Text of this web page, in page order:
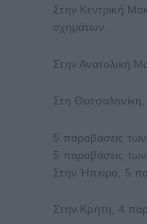
Στην Κεντρική
οχημάτων.
Στην Ανατολική
Στη Θεσσαλονίκη,
5 παραβάσεις
5 παραβάσεις
Στην Ήπειρο, 5
Στην Κρήτη, 4